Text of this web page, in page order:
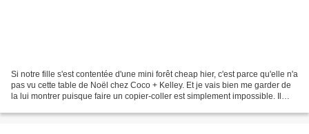
Si notre fille s'est contentée d'une mini forêt cheap hier, c'est parce qu'elle n'a
pas vu cette table de Noël chez Coco + Kelley. Et je vais bien me garder de
la lui montrer puisque faire un copier-coller est simplement impossible. Il